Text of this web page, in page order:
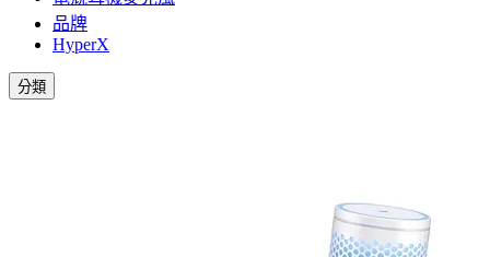
品牌
HyperX
分類